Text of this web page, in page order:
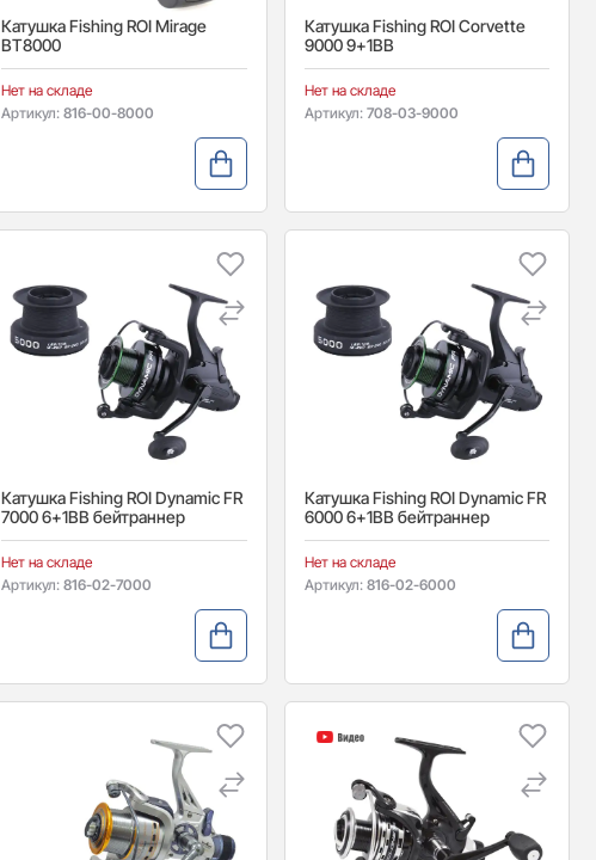
Катушка Fishing ROI Mirage
BT8000
Нет на складе
Артикул: 816-00-8000
Катушка Fishing ROI Corvette
9000 9+1BB
Нет на складе
Артикул: 708-03-9000
Катушка Fishing ROI Dynamic FR
7000 6+1BB бейтраннер
Нет на складе
Артикул: 816-02-7000
Катушка Fishing ROI Dynamic FR
6000 6+1BB бейтраннер
Нет на складе
Артикул: 816-02-6000